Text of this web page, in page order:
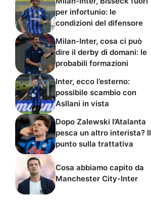
per infortunio: le
condizioni del difensore
Milan-Inter, cosa ci può
dire il derby di domani: le
probabili formazioni
Inter, ecco l’esterno:
possibile scambio con
Asllani in vista
Dopo Zalewski l’Atalanta
pesca un altro interista? Il
punto sulla trattativa
Cosa abbiamo capito da
Manchester City-Inter